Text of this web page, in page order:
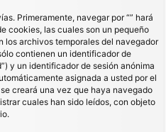
Primeramente, navegar por “” hará
cookies, las cuales son un pequeño
los archivos temporales del navegador
contienen un identificador de
y un identificador de sesión anónima
asignada a usted por el
creará una vez que haya navegado
cuales han sido leídos, con objeto